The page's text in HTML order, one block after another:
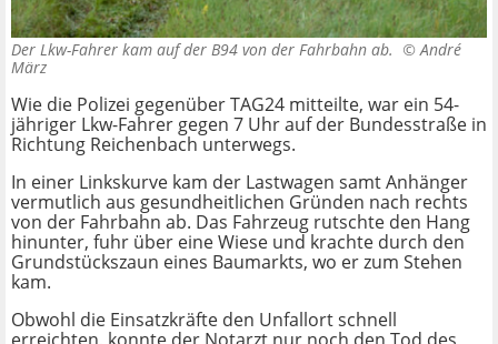
Der Lkw-Fahrer kam auf der B94 von der Fahrbahn ab. ©André
März
Wie die Polizei gegenüber TAG24 mitteilte, war ein 54-
jähriger Lkw-Fahrer gegen 7 Uhr auf der Bundesstraße in
Richtung Reichenbach unterwegs.
In einer Linkskurve kam der Lastwagen samt Anhänger
vermutlich aus gesundheitlichen Gründen nach rechts
von der Fahrbahn ab. Das Fahrzeug rutschte den Hang
hinunter, fuhr über eine Wiese und krachte durch den
Grundstückszaun eines Baumarkts, wo er zum Stehen
kam.
Obwohl die Einsatzkräfte den Unfallort schnell